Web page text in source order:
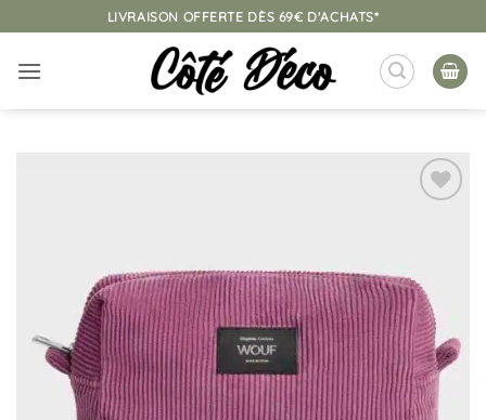
au
contenu
LIVRAISON OFFERTE DÈS 69€ D'ACHATS*
d’envies